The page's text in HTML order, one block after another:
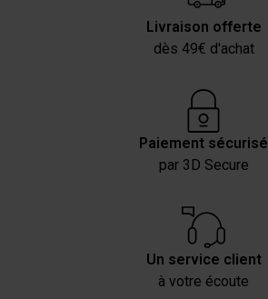
Livraison offerte
dès 49€ d'achat
Paiement sécurisé
par 3D Secure
Un service client
à votre écoute